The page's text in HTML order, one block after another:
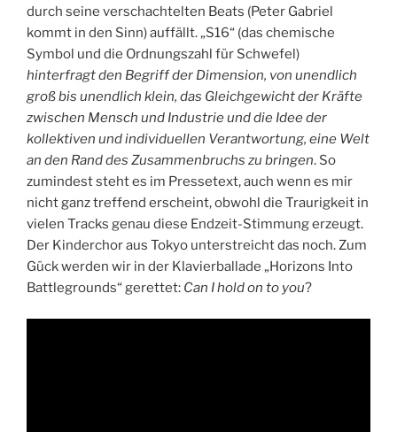
durch seine verschachtelten Beats (Peter Gabriel
kommt in den Sinn) auffällt. „S16“ (das chemische
Symbol und die Ordnungszahl für Schwefel)
hinterfragt den Begriff der Dimension, von unendlich
groß bis unendlich klein, das Gleichgewicht der Kräfte
zwischen Mensch und Industrie und die Idee der
kollektiven und individuellen Verantwortung, eine Welt
an den Rand des Zusammenbruchs zu bringen. So
zumindest steht es im Pressetext, auch wenn es mir
nicht ganz treffend erscheint, obwohl die Traurigkeit in
vielen Tracks genau diese Endzeit-Stimmung erzeugt.
Der Kinderchor aus Tokyo unterstreicht das noch. Zum
Gück werden wir in der Klavierballade „Horizons Into
Battlegrounds“ gerettet: Can I hold on to you?